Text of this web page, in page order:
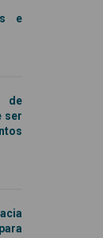
e
de
ser